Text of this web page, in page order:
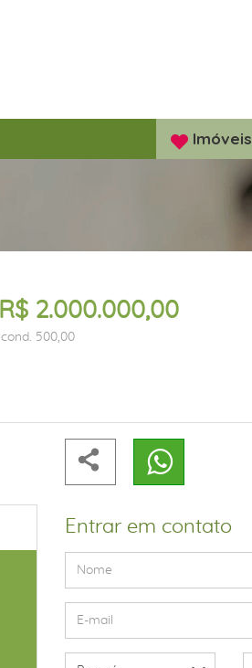
Imóveis
R$ 2.000.000,00
cond. 500,00
Entrar em contato